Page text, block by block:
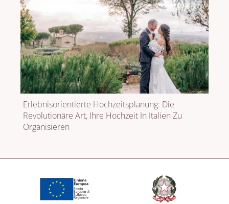
Erlebnisorientierte Hochzeitsplanung: Die
Revolutionäre Art, Ihre Hochzeit In Italien Zu
Organisieren